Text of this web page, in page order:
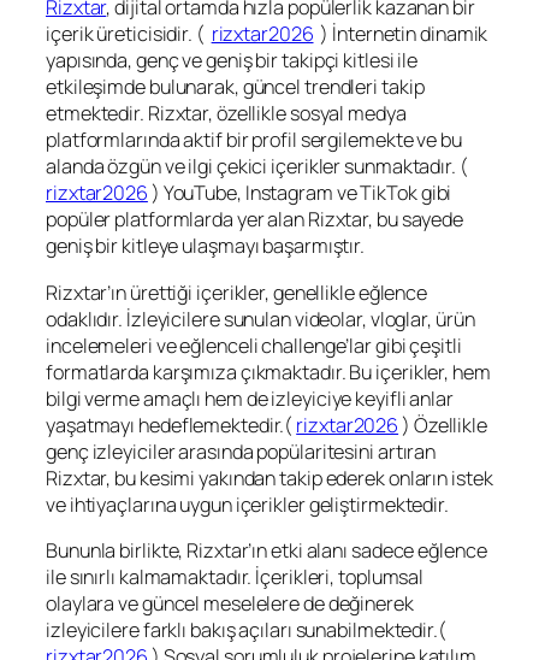
Rizxtar, dijital ortamda hızla popülerlik kazanan bir
içerik üreticisidir. ( rizxtar2026 ) İnternetin dinamik
yapısında, genç ve geniş bir takipçi kitlesi ile
etkileşimde bulunarak, güncel trendleri takip
etmektedir. Rizxtar, özellikle sosyal medya
platformlarında aktif bir profil sergilemekte ve bu
alanda özgün ve ilgi çekici içerikler sunmaktadır. (
rizxtar2026 ) YouTube, Instagram ve TikTok gibi
popüler platformlarda yer alan Rizxtar, bu sayede
geniş bir kitleye ulaşmayı başarmıştır.
Rizxtar’ın ürettiği içerikler, genellikle eğlence
odaklıdır. İzleyicilere sunulan videolar, vloglar, ürün
incelemeleri ve eğlenceli challenge’lar gibi çeşitli
formatlarda karşımıza çıkmaktadır. Bu içerikler, hem
bilgi verme amaçlı hem de izleyiciye keyifli anlar
yaşatmayı hedeflemektedir.( rizxtar2026 ) Özellikle
genç izleyiciler arasında popülaritesini artıran
Rizxtar, bu kesimi yakından takip ederek onların istek
ve ihtiyaçlarına uygun içerikler geliştirmektedir.
Bununla birlikte, Rizxtar’ın etki alanı sadece eğlence
ile sınırlı kalmamaktadır. İçerikleri, toplumsal
olaylara ve güncel meselelere de değinerek
izleyicilere farklı bakış açıları sunabilmektedir.(